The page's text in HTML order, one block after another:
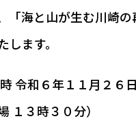
「海と山が生む川崎
します。
令和６年１１月２６
１３時３０分）